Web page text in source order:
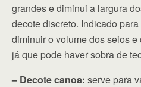
grandes e diminui a largura
decote discreto. Indicado
diminuir o volume dos seios
já que pode haver sobra de
– Decote canoa: serve para